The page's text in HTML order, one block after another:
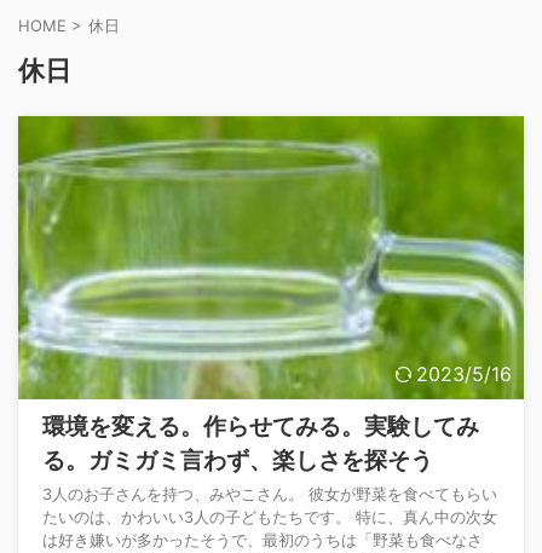
HOME > 休日
休日
2023/5/16
環境を変える。作らせてみる。実験してみ
る。ガミガミ言わず、楽しさを探そう
3人のお子さんを持つ、みやこさん。 彼女が野菜を食べてもらい
たいのは、かわいい3人の子どもたちです。 特に、真ん中の次女
は好き嫌いが多かったそうで、最初のうちは「野菜も食べなさ